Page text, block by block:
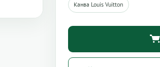
Канва Louis Vuitton